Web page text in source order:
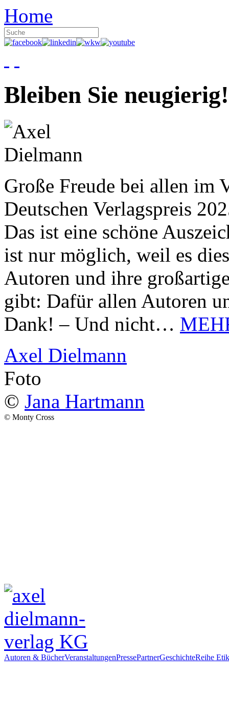
Home
Bleiben Sie neugierig!
Große Freude bei allen im
Deutschen Verlagspreis
Das ist eine schöne
ist nur möglich, weil es
Autoren und ihre
gibt: Dafür allen Autoren
Dank! – Und nicht…
Axel Dielmann
Foto
© Jana Hartmann
© Monty Cross
Autoren & BücherVeranstaltungenPressePartnerGeschichteReihe